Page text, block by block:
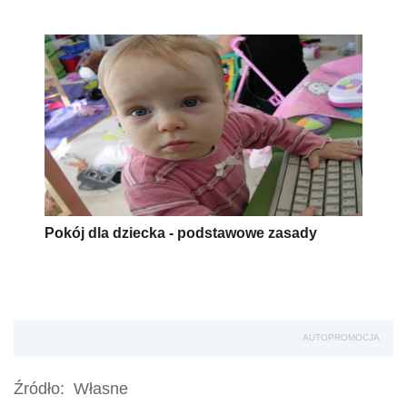
Pokój dla dziecka - podstawowe zasady
AUTOPROMOCJA
Źródło: Własne